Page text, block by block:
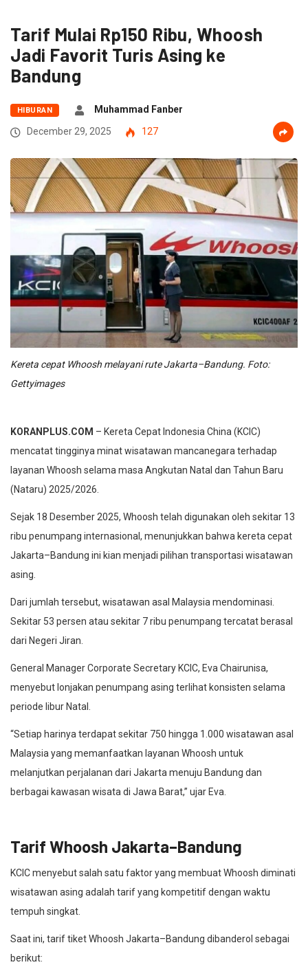
Tarif Mulai Rp150 Ribu, Whoosh
Jadi Favorit Turis Asing ke
Bandung
HIBURAN
Muhammad Fanber
December 29, 2025
127
Kereta cepat Whoosh melayani rute Jakarta–Bandung. Foto:
Gettyimages
KORANPLUS.COM – Kereta Cepat Indonesia China (KCIC)
mencatat tingginya minat wisatawan mancanegara terhadap
layanan Whoosh selama masa Angkutan Natal dan Tahun Baru
(Nataru) 2025/2026.
Sejak 18 Desember 2025, Whoosh telah digunakan oleh sekitar 13
ribu penumpang internasional, menunjukkan bahwa kereta cepat
Jakarta–Bandung ini kian menjadi pilihan transportasi wisatawan
asing.
Dari jumlah tersebut, wisatawan asal Malaysia mendominasi.
Sekitar 53 persen atau sekitar 7 ribu penumpang tercatat berasal
dari Negeri Jiran.
General Manager Corporate Secretary KCIC, Eva Chairunisa,
menyebut lonjakan penumpang asing terlihat konsisten selama
periode libur Natal.
“Setiap harinya terdapat sekitar 750 hingga 1.000 wisatawan asal
Malaysia yang memanfaatkan layanan Whoosh untuk
melanjutkan perjalanan dari Jakarta menuju Bandung dan
berbagai kawasan wisata di Jawa Barat,” ujar Eva.
Tarif Whoosh Jakarta–Bandung
KCIC menyebut salah satu faktor yang membuat Whoosh diminati
wisatawan asing adalah tarif yang kompetitif dengan waktu
tempuh singkat.
Saat ini, tarif tiket Whoosh Jakarta–Bandung dibanderol sebagai
berikut: